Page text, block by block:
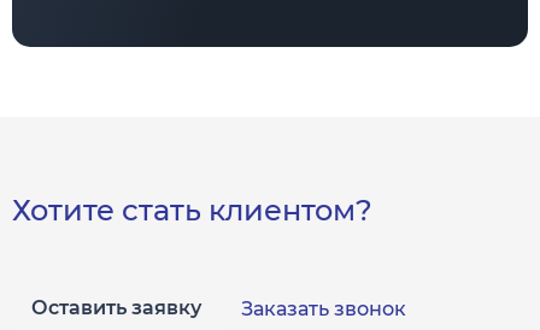
Хотите стать клиентом?
Оставить заявку Заказать звонок